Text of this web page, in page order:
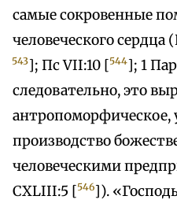
самые сокровенные
человеческого сердца
543]; Пс VII:10 [544]; 1
следовательно, это
производство
человеческими
CXLIII:5 [546]).